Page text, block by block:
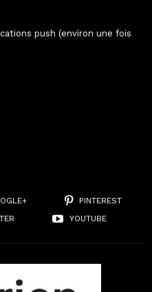
push (environ une fois
PINTEREST
YOUTUBE